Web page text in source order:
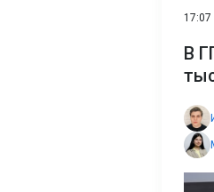
17:07
В